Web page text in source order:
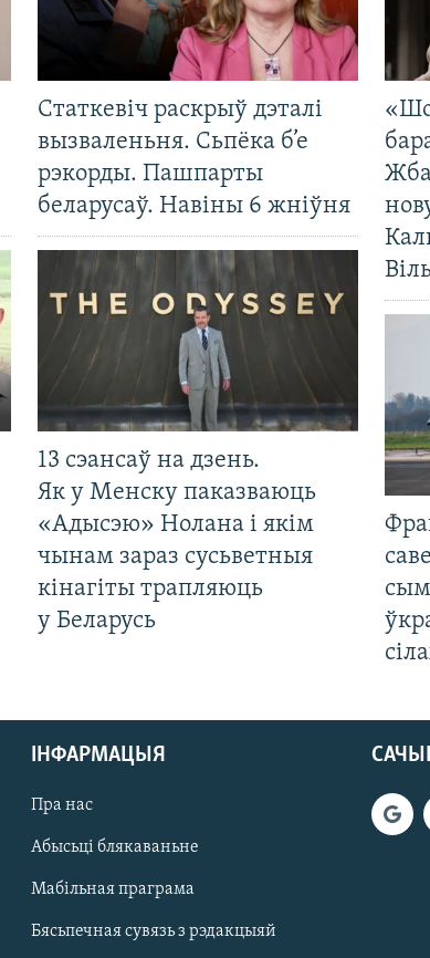
Статкевіч раскрыў дэталі
вызваленьня. Сьпёка б’е
рэкорды. Пашпарты
беларусаў. Навіны 6 жніўня
13 сэансаў на дзень.
Як у Менску паказваюць
«Адысэю» Нолана і якім
чынам зараз сусьветныя
кінагіты трапляюць
у Беларусь
ІНФАРМАЦЫЯ
Пра нас
Абысьці блякаваньне
Мабільная праграма
Бясьпечная сувязь з рэдакцыяй